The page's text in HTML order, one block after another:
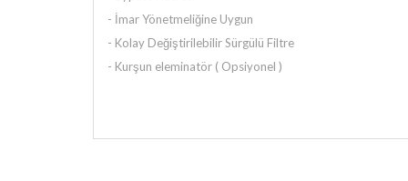
- İmar Yönetmeliğine Uygun
- Kolay Değiştirilebilir Sürgülü Filtre
- Kurşun eleminatör ( Opsiyonel )